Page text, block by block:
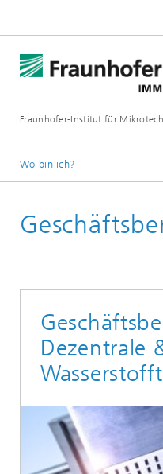
Fraunhofer-Institut für
Wo bin ich?
Dezentrale